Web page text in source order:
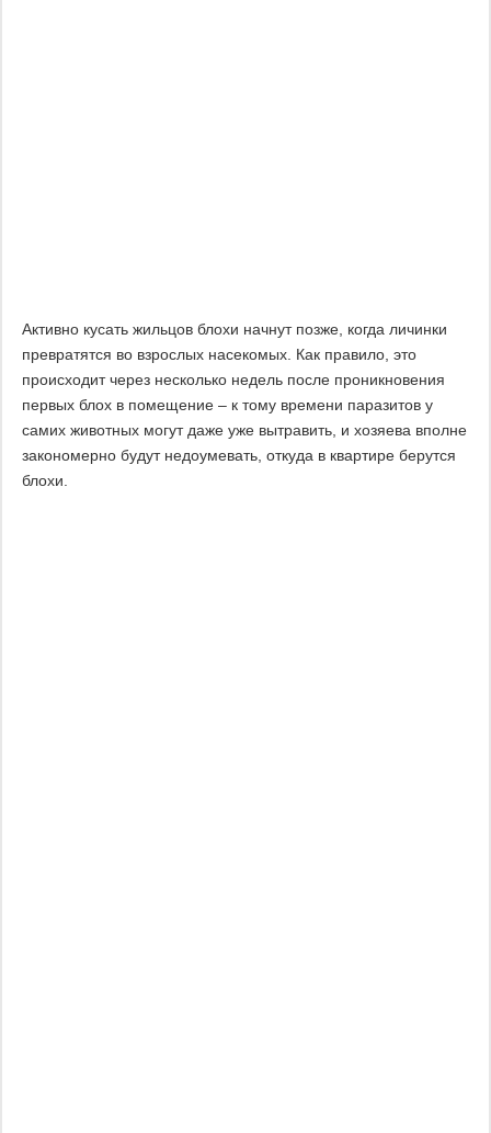
Активно кусать жильцов блохи начнут позже, когда личинки
превратятся во взрослых насекомых. Как правило, это
происходит через несколько недель после проникновения
первых блох в помещение – к тому времени паразитов у
самих животных могут даже уже вытравить, и хозяева вполне
закономерно будут недоумевать, откуда в квартире берутся
блохи.